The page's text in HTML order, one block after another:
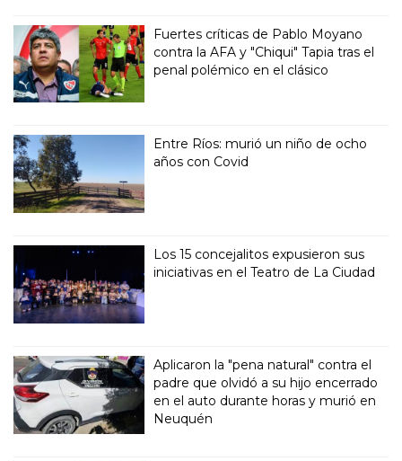
Fuertes críticas de Pablo Moyano
contra la AFA y "Chiqui" Tapia tras el
penal polémico en el clásico
Entre Ríos: murió un niño de ocho
años con Covid
Los 15 concejalitos expusieron sus
iniciativas en el Teatro de La Ciudad
Aplicaron la "pena natural" contra el
padre que olvidó a su hijo encerrado
en el auto durante horas y murió en
Neuquén